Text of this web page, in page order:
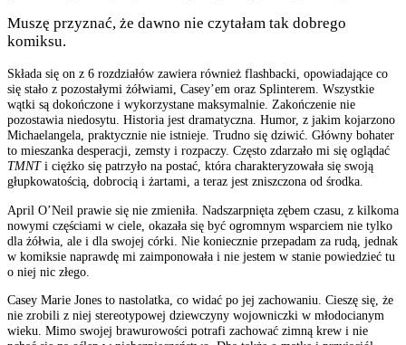
Muszę przyznać, że dawno nie czytałam tak dobrego
komiksu.
Składa się on z 6 rozdziałów zawiera również flashbacki, opowiadające co
się stało z pozostałymi żółwiami, Casey’em oraz Splinterem. Wszystkie
wątki są dokończone i wykorzystane maksymalnie. Zakończenie nie
pozostawia niedosytu. Historia jest dramatyczna. Humor, z jakim kojarzono
Michaelangela, praktycznie nie istnieje. Trudno się dziwić. Główny bohater
to mieszanka desperacji, zemsty i rozpaczy. Często zdarzało mi się oglądać
TMNTi ciężko się patrzyło na postać, która charakteryzowała się swoją
głupkowatością, dobrocią i żartami, a teraz jest zniszczona od środka.
April O’Neil prawie się nie zmieniła. Nadszarpnięta zębem czasu, z kilkoma
nowymi częściami w ciele, okazała się być ogromnym wsparciem nie tylko
dla żółwia, ale i dla swojej córki. Nie koniecznie przepadam za rudą, jednak
w komiksie naprawdę mi zaimponowała i nie jestem w stanie powiedzieć tu
o niej nic złego.
Casey Marie Jones to nastolatka, co widać po jej zachowaniu. Cieszę się, że
nie zrobili z niej stereotypowej dziewczyny wojowniczki w młodocianym
wieku. Mimo swojej brawurowości potrafi zachować zimną krew i nie